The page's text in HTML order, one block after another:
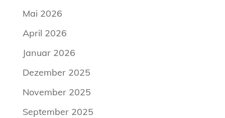
Mai 2026
April 2026
Januar 2026
Dezember 2025
November 2025
September 2025